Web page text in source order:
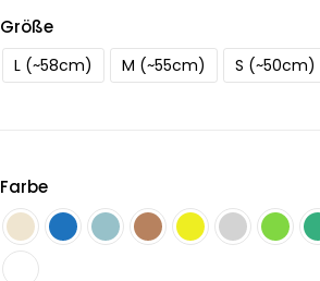
Größe
L (~58cm) M (~55cm) S (~50cm)
Farbe